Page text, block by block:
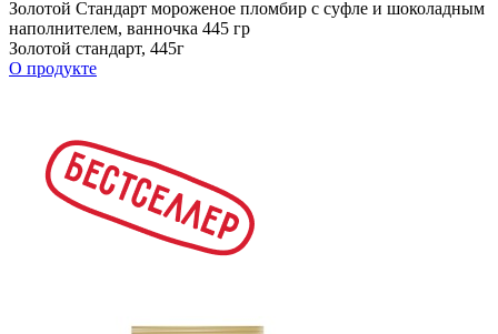
Золотой Стандарт мороженое пломбир с суфле и шоколадным
наполнителем, ванночка 445 гр
Золотой стандарт, 445г
О продукте